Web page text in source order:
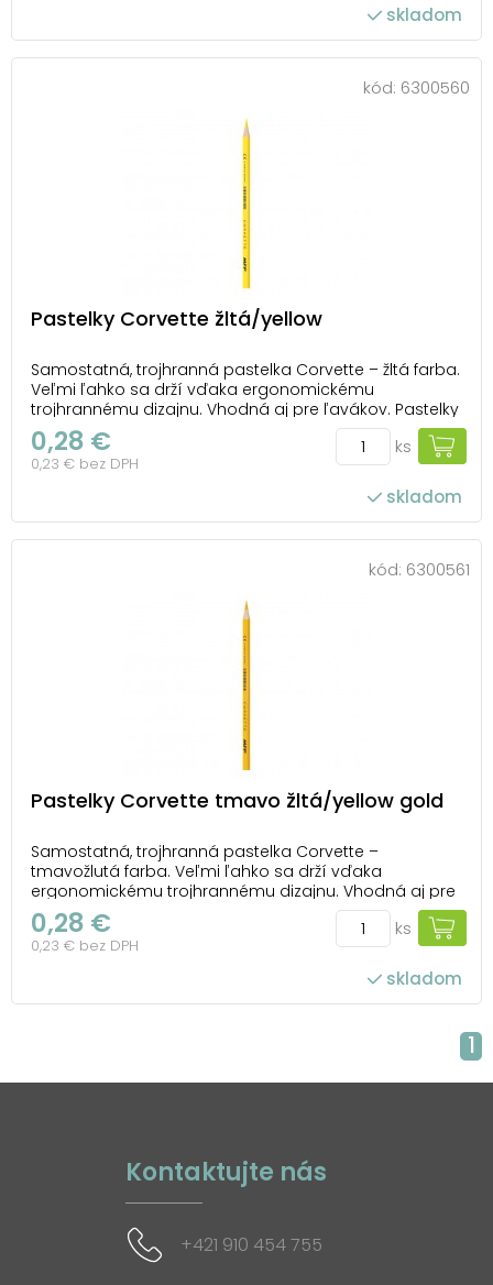
skladom
kód: 6300560
Pastelky Corvette žltá/yellow
Samostatná, trojhranná pastelka Corvette – žltá farba.
Veľmi ľahko sa drží vďaka ergonomickému
trojhrannému dizajnu. Vhodná aj pre ľavákov. Pastelky
sú zdravotne nezávadné, extra nelámavé s výraznými
farbami a jednoduchým strúhaním. UPOZORNENIE:
Nevhodné pre deti do 3 rokov. Nebezpečenstvo...
0,28 €
0,23 € bez DPH
ks
skladom
kód: 6300561
Pastelky Corvette tmavo žltá/yellow gold
Samostatná, trojhranná pastelka Corvette –
tmavožlutá farba. Veľmi ľahko sa drží vďaka
ergonomickému trojhrannému dizajnu. Vhodná aj pre
ľavákov. Pastelky sú zdravotne nezávadné, extra
nelámavé s výraznými farbami a jednoduchým
strúhaním. UPOZORNENIE: Nevhodné pre deti do 3
0,28 €
0,23 € bez DPH
ks
skladom
1
Kontaktujte nás
+421 910 454 755